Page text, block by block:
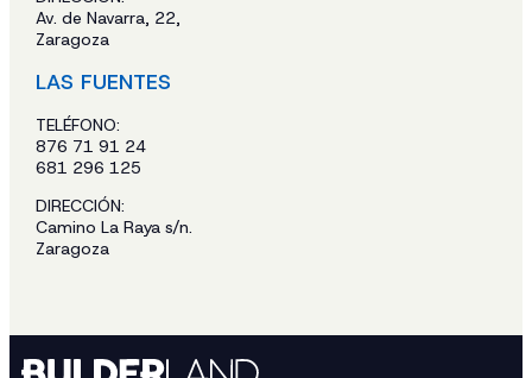
Av. de Navarra, 22,
Zaragoza
LAS FUENTES
TELÉFONO:
876 71 91 24
681 296 125
DIRECCIÓN:
Camino La Raya s/n.
Zaragoza